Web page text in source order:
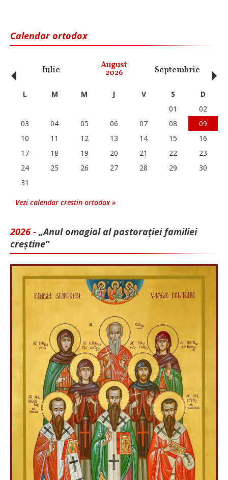
Calendar ortodox
Iulie August
2026 Septembrie
‹ L M M J V S
D
01
02
03
04 05 06 07 08
09
10
11 12 13 14 15
16
17
18 19 20 21 22
23
24
25 26 27 28 29
30
31
Vezi calendar crestin ortodox »
2026 - „Anul omagial al pastorației familiei
creștine”